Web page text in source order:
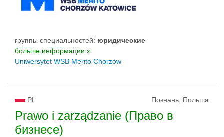
группы специальностей: юридические
больше информации »
Uniwersytet WSB Merito Chorzów
PL Познань, Польша
Prawo i zarządzanie (Право в
бизнесе)